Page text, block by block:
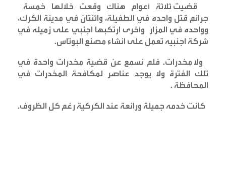
قضيت ثلاثة أعوام هناك وقعت خلالها خمسة
جرائم قتل واحده في الطفيلة، واثنتان في مدينة الكرك،
وواحده في المزار وأخرى ارتكبها اجنبي على زميله في
شركة اجنبيه تعمل على انشاء مصنع البوتاس.
ولا مخدرات. فلم نسمع عن قضية مخدرات واحدة في
تلك الفترة ولا يوجد عناصر لمكافحة المخدرات في
المحافظة .
كانت خدمه جميلة ورائعة عند الكركية رغم كل الظروف.